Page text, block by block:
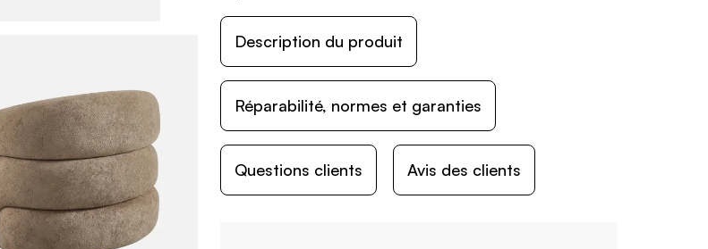
Description du produit
Réparabilité, normes et garanties
Questions clients Avis des clients